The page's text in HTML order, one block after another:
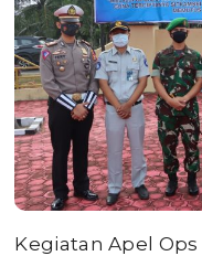
Kegiatan Apel